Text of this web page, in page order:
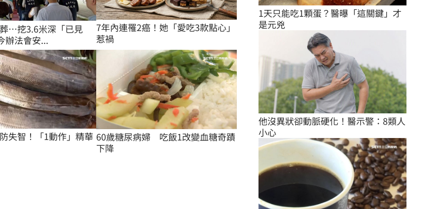
…挖3.6米深「已見
辦法會安...
7年內連罹2癌！她「愛吃3款點心」
惹禍
失智！「1動作」精華 60歲糖尿病婦　吃飯1改變血糖奇蹟
下降
1天只能吃1顆蛋？醫曝「這關鍵」才
是元兇
他沒異狀卻動脈硬化！醫示警：8類人
小心